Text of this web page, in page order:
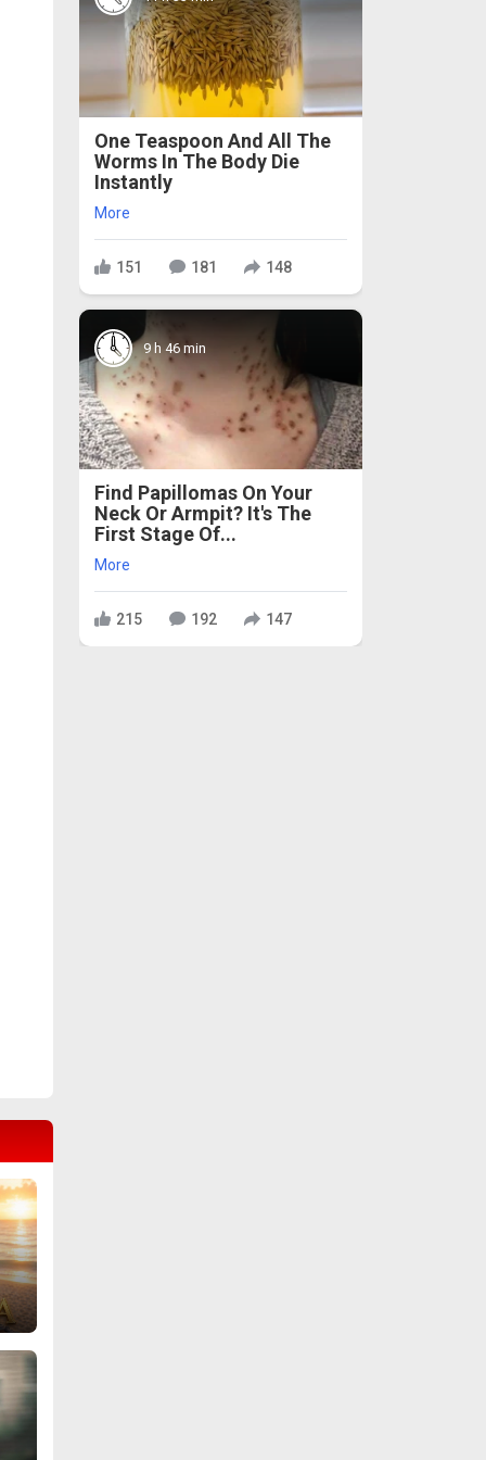
One Teaspoon And All The
Worms In The Body Die
Instantly
More
151 181 148
9 h 46 min
Find Papillomas On Your
Neck Or Armpit? It's The
First Stage Of...
More
215 192 147